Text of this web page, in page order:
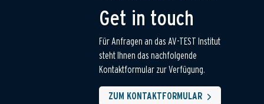
Get in touch
Für Anfragen an das AV-TEST Institut
steht Ihnen das nachfolgende
Kontaktformular zur Verfügung.
ZUM KONTAKTFORMULAR